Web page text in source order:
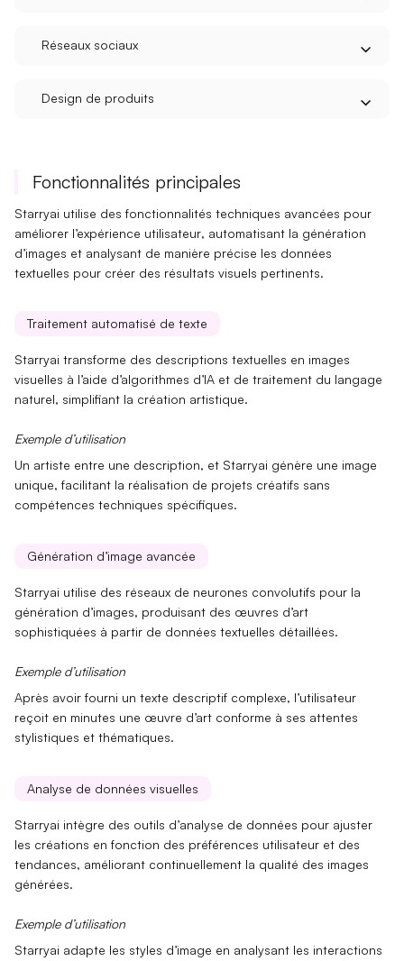
Réseaux sociaux
Design de produits
Fonctionnalités principales
Starryai utilise des fonctionnalités techniques avancées pour
améliorer l’expérience utilisateur, automatisant la génération
d’images et analysant de manière précise les données
textuelles pour créer des résultats visuels pertinents.
Traitement automatisé de texte
Starryai transforme des descriptions textuelles en images
visuelles à l’aide d’algorithmes d’IA et de traitement du langage
naturel, simplifiant la création artistique.
Exemple d’utilisation
Un artiste entre une description, et Starryai génère une image
unique, facilitant la réalisation de projets créatifs sans
compétences techniques spécifiques.
Génération d’image avancée
Starryai utilise des réseaux de neurones convolutifs pour la
génération d’images, produisant des œuvres d’art
sophistiquées à partir de données textuelles détaillées.
Exemple d’utilisation
Après avoir fourni un texte descriptif complexe, l’utilisateur
reçoit en minutes une œuvre d’art conforme à ses attentes
stylistiques et thématiques.
Analyse de données visuelles
Starryai intègre des outils d’analyse de données pour ajuster
les créations en fonction des préférences utilisateur et des
tendances, améliorant continuellement la qualité des images
générées.
Exemple d’utilisation
Starryai adapte les styles d’image en analysant les interactions